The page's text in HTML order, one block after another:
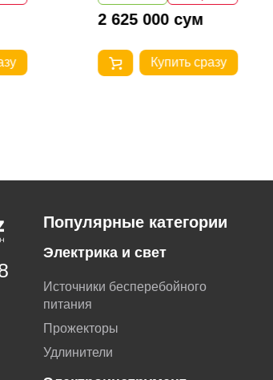
2 625 000 сум
Купить сразу
Популярные категории
Электрика и свет
Источники бесперебойного
питания
Прожекторы
Удлинители